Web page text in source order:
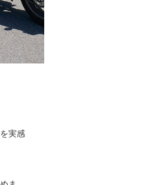
実感